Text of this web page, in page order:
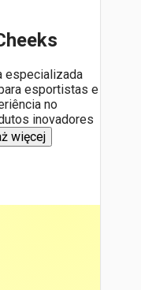
especializada
esportistas e
no
inovadores
więcej